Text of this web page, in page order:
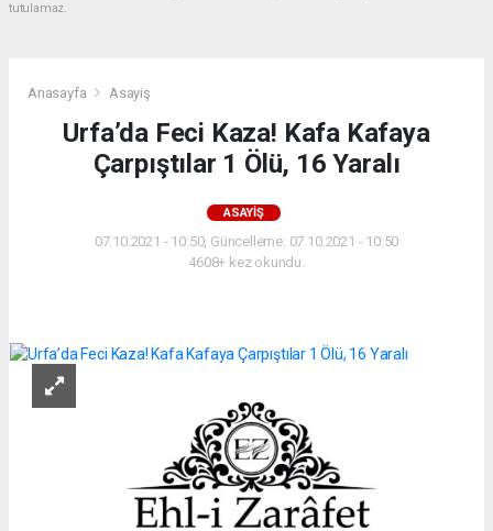
tutulamaz.
Anasayfa Asayiş
Urfa’da Feci Kaza! Kafa Kafaya
Çarpıştılar 1 Ölü, 16 Yaralı
ASAYIŞ
07.10.2021 - 10:50, Güncelleme: 07.10.2021 - 10:50
4608+ kez okundu.